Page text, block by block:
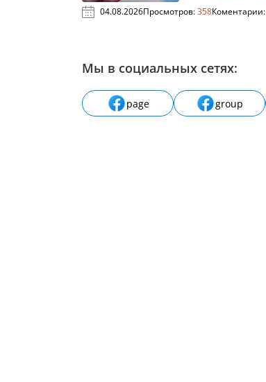
04.08.2026Просмотров:358Коментарии:
Мы в социальных сетях:
page group